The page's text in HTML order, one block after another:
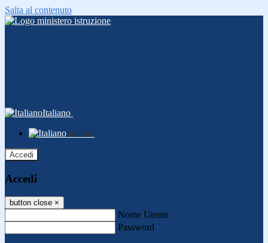
Salta al contenuto
Italiano
Italiano
Accedi
Accedi
button close ×
Nome Utente
Password